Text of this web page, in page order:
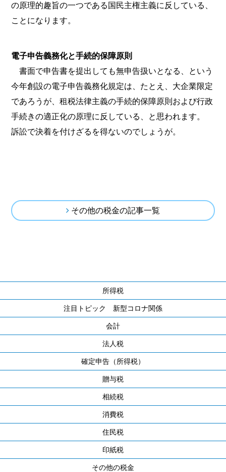
の原理的趣旨の一つである国民主権主義に反している、
ことになります。
電子申告義務化と手続的保障原則
書面で申告書を提出しても無申告扱いとなる、という
今年創設の電子申告義務化規定は、たとえ、大企業限定
であろうが、租税法律主義の手続的保障原則および行政
手続きの適正化の原理に反している、と思われます。
訴訟で決着を付けざるを得ないのでしょうが。
その他の税金の記事一覧
所得税
注目トピック 新型コロナ関係
会計
法人税
確定申告（所得税）
贈与税
相続税
消費税
住民税
印紙税
その他の税金